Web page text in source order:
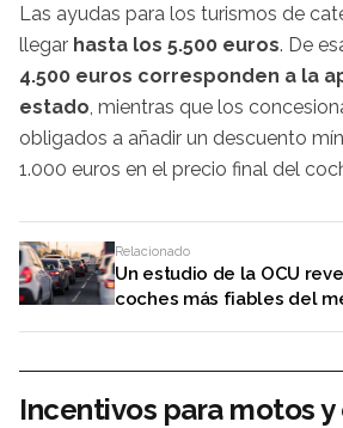
Las ayudas para los turismos de
llegar hasta los 5.500 euros. De
4.500 euros corresponden a la
estado, mientras que los
obligados a añadir un descuento
1.000 euros en el precio final del
Relacionado
Un estudio de la OCU
coches más fiables del
Incentivos para motos